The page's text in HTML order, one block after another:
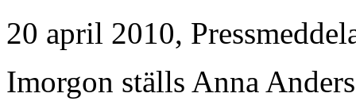
20 april 2010,
Imorgon ställs Anna